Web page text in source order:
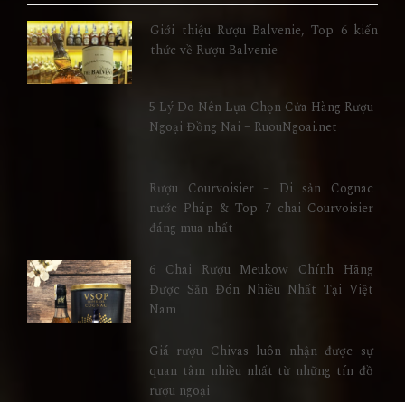
Giới thiệu Rượu Balvenie, Top 6 kiến
thức về Rượu Balvenie
5 Lý Do Nên Lựa Chọn Cửa Hàng Rượu
Ngoại Đồng Nai – RuouNgoai.net
Rượu Courvoisier – Di sản Cognac
nước Pháp & Top 7 chai Courvoisier
đáng mua nhất
6 Chai Rượu Meukow Chính Hãng
Được Săn Đón Nhiều Nhất Tại Việt
Nam
Giá rượu Chivas luôn nhận được sự
quan tâm nhiều nhất từ những tín đồ
rượu ngoại